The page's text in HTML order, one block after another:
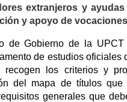
extranjeros y
y apoyo de vocaciones
de Gobierno de la
de estudios oficiales
los criterios y
del mapa de títulos
generales que